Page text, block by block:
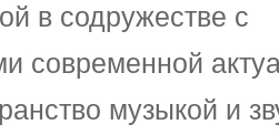
в содружестве с
современной
музыкой и